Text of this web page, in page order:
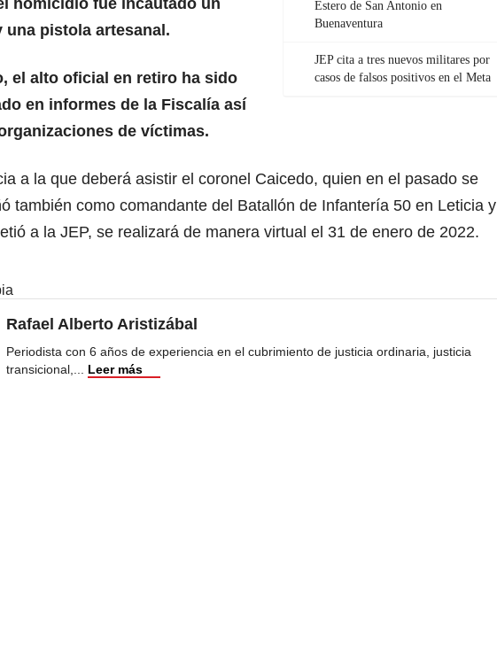
Estero de San Antonio en
Buenaventura
JEP cita a tres nuevos militares por
casos de falsos positivos en el Meta
homicidio fue incautado un
una pistola artesanal.
el alto oficial en retiro ha sido
en informes de la Fiscalía así
de víctimas.
a la que deberá asistir el coronel Caicedo, quien en el pasado se
también como comandante del Batallón de Infantería 50 en Leticia y
a la JEP, se realizará de manera virtual el 31 de enero de 2022.
Rafael Alberto Aristizábal
Periodista con 6 años de experiencia en el cubrimiento de justicia ordinaria, justicia
transicional,... Leer más